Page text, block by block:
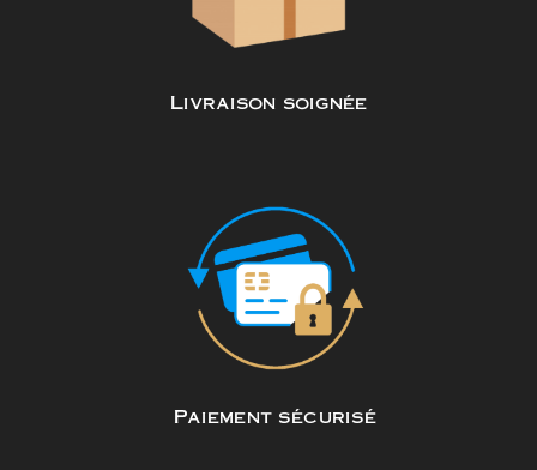
Livraison soignée
Paiement sécurisé